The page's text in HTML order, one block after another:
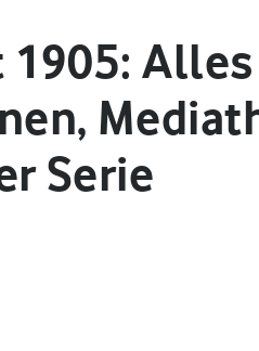
Alles
Serie